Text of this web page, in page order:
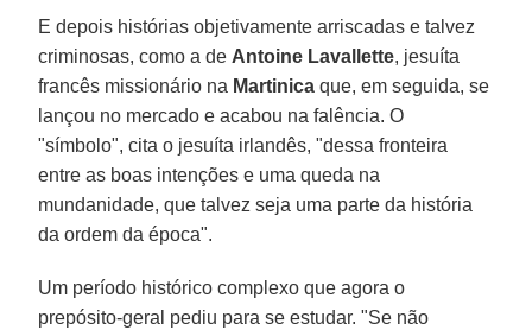
E depois histórias objetivamente arriscadas e talvez
criminosas, como a de Antoine Lavallette, jesuíta
francês missionário na Martinica que, em seguida, se
lançou no mercado e acabou na falência. O
"símbolo", cita o jesuíta irlandês, "dessa fronteira
entre as boas intenções e uma queda na
mundanidade, que talvez seja uma parte da história
da ordem da época".
Um período histórico complexo que agora o
prepósito-geral pediu para se estudar. "Se não